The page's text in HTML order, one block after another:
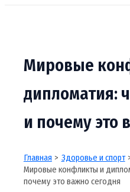
Мировые
дипломатия:
и почему это
Главная
Здоровье и спорт
Мировые конфликты и
почему это важно сегодня